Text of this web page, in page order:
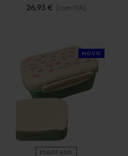
26,95 € (com IVA)
NOVO
ESGOTADO